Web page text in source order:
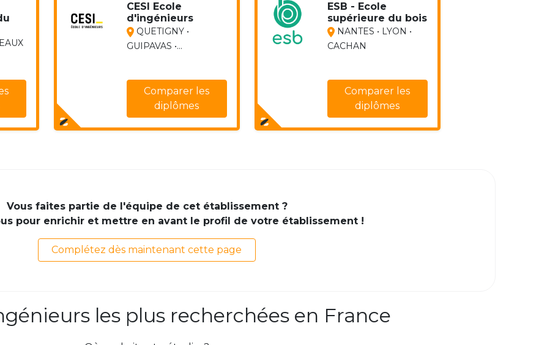
CESI Ecole
d'ingénieurs
QUETIGNY •
GUIPAVAS •...
Comparer les
diplômes
ESB - Ecole
supérieure du bois
NANTES • LYON •
CACHAN
Comparer les
diplômes
Vous faites partie de l'équipe de cet établissement ?
pour enrichir et mettre en avant le profil de votre établissement !
Complétez dès maintenant cette page
les plus recherchées en France